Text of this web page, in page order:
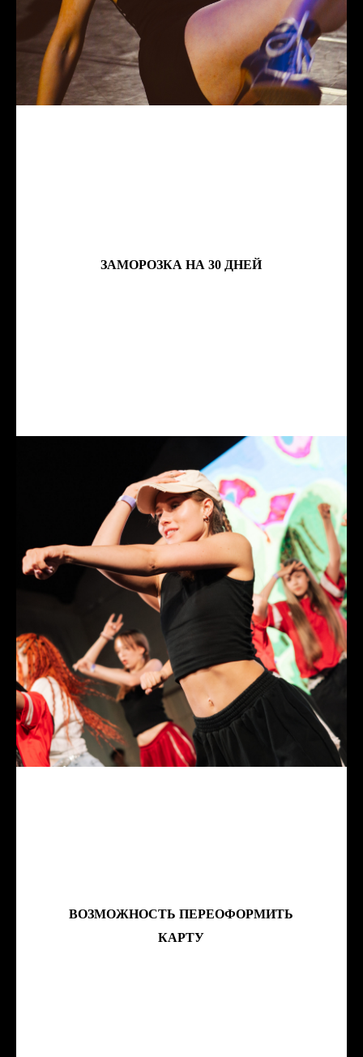
ЗАМОРОЗКА НА 30 ДНЕЙ
ВОЗМОЖНОСТЬ ПЕРЕОФОРМИТЬ
КАРТУ